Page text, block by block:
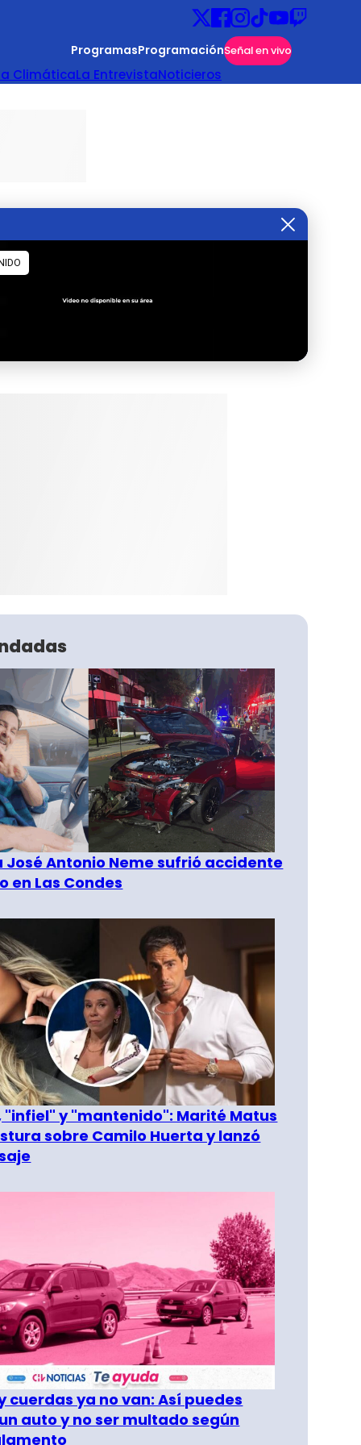
ProgramasProgramaciónSeñal en vivo
ClimáticaLa EntrevistaNoticieros
José Antonio Neme sufrió accidente
en Las Condes
"infiel" y "mantenido": Marité Matus
sobre Camilo Huerta y lanzó
cuerdas ya no van: Así puedes
auto y no ser multado según